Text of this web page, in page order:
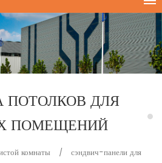
ПОТОЛКОВ ДЛЯ
ПОМЕЩЕНИЙ
комнаты /
сэндвич-панели для